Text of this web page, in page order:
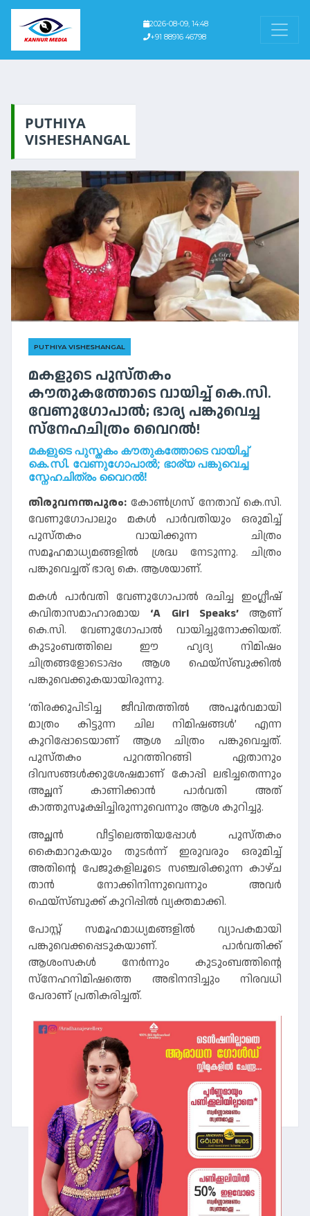
2026-08-09, 14:48
+91 88916 46798
PUTHIYA
VISHESHANGAL
PUTHIYA VISHESHANGAL
മകളുടെ പുസ്തകം
കൗതുകത്തോടെ വായിച്ച് കെ.സി.
വേണുഗോപാൽ; ഭാര്യ പങ്കുവെച്ച
സ്നേഹചിത്രം വൈറൽ!
മകളുടെ പുസ്തകം കൗതുകത്തോടെ വായിച്ച്
കെ.സി. വേണുഗോപാൽ; ഭാര്യ പങ്കുവെച്ച
സ്നേഹചിത്രം വൈറൽ!
തിരുവനന്തപുരം: കോൺഗ്രസ് നേതാവ് കെ.സി.
വേണുഗോപാലും മകൾ പാർവതിയും ഒരുമിച്ച്
പുസ്തകം വായിക്കുന്ന ചിത്രം
സമൂഹമാധ്യമങ്ങളിൽ ശ്രദ്ധ നേടുന്നു. ചിത്രം
പങ്കുവെച്ചത് ഭാര്യ കെ. ആശയാണ്.
മകൾ പാർവതി വേണുഗോപാൽ രചിച്ച ഇംഗ്ലീഷ്
കവിതാസമാഹാരമായ ‘A Girl Speaks’ആണ്
കെ.സി. വേണുഗോപാൽ വായിച്ചുനോക്കിയത്.
കുടുംബത്തിലെ ഈ ഹൃദ്യ നിമിഷം
ചിത്രങ്ങളോടൊപ്പം ആശ ഫെയ്‌സ്ബുക്കിൽ
പങ്കുവെക്കുകയായിരുന്നു.
‘തിരക്കുപിടിച്ച ജീവിതത്തിൽ അപൂർവമായി
മാത്രം കിട്ടുന്ന ചില നിമിഷങ്ങൾ’ എന്ന
കുറിപ്പോടെയാണ് ആശ ചിത്രം പങ്കുവെച്ചത്.
പുസ്തകം പുറത്തിറങ്ങി ഏതാനും
ദിവസങ്ങൾക്കുശേഷമാണ് കോപ്പി ലഭിച്ചതെന്നും
അച്ഛന് കാണിക്കാൻ പാർവതി അത്
കാത്തുസൂക്ഷിച്ചിരുന്നുവെന്നും ആശ കുറിച്ചു.
അച്ഛൻ വീട്ടിലെത്തിയപ്പോൾ പുസ്തകം
കൈമാറുകയും തുടർന്ന് ഇരുവരും ഒരുമിച്ച്
അതിന്റെ പേജുകളിലൂടെ സഞ്ചരിക്കുന്ന കാഴ്ച
താൻ നോക്കിനിന്നുവെന്നും അവർ
ഫെയ്‌സ്ബുക്ക് കുറിപ്പിൽ വ്യക്തമാക്കി.
പോസ്റ്റ് സമൂഹമാധ്യമങ്ങളിൽ വ്യാപകമായി
പങ്കുവെക്കപ്പെടുകയാണ്. പാർവതിക്ക്
ആശംസകൾ നേർന്നും കുടുംബത്തിന്റെ
സ്നേഹനിമിഷത്തെ അഭിനന്ദിച്ചും നിരവധി
പേരാണ് പ്രതികരിച്ചത്.